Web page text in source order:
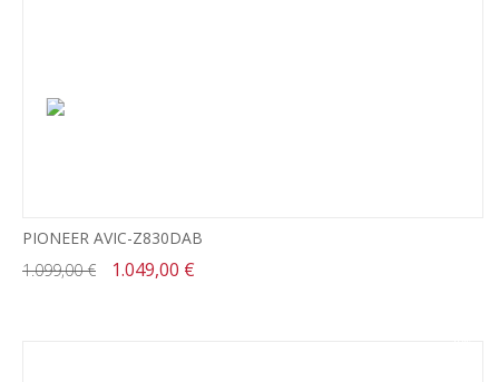
PIONEER AVIC-Z830DAB
1.099,00 €
1.049,00 €